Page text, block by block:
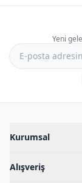
Yeni
Kurumsal
Blog
Alışveriş